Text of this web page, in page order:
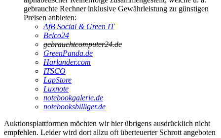
gebrauchte Rechner inklusive Gewährleistung zu günstigen
Preisen anbieten:
AfB Social & Green IT
Belco24
gebrauchtcomputer24.de
GreenPanda.de
Harlander.com
ITSCO
LapStore
Luxnote
notebookgalerie.de
notebooksbilliger.de
Auktionsplattformen möchten wir hier übrigens ausdrücklich nicht
empfehlen. Leider wird dort allzu oft überteuerter Schrott angeboten